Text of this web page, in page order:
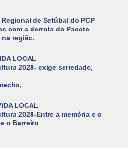
de Setúbal do PCP
com a derrota do Pacote
região.
LOCAL
2028- exige seriedade,
LOCAL
2028-Entre a memória e o
o Barreiro